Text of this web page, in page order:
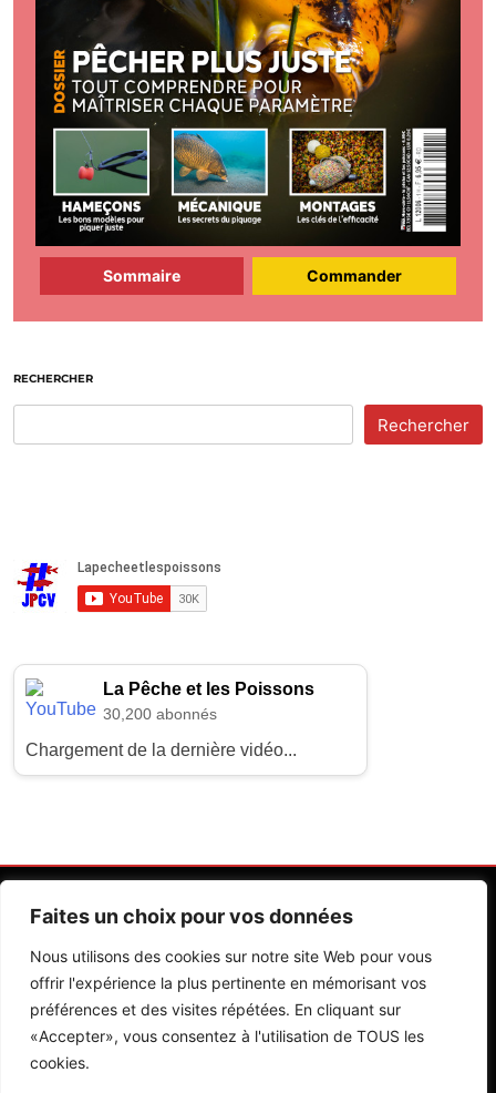
Faites un choix pour vos données
Nous utilisons des cookies sur notre site Web pour vous
offrir l'expérience la plus pertinente en mémorisant vos
préférences et des visites répétées. En cliquant sur
«Accepter», vous consentez à l'utilisation de TOUS les
cookies.
Sommaire Commander
RECHERCHER
Rechercher
La Pêche et les Poissons
30,200 abonnés
Chargement de la dernière vidéo...
Contactez Nos Rédactions Mentions Légales